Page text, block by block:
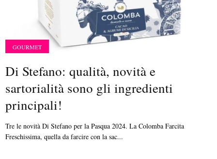
GOURMET
Di Stefano: qualità, novità e
sartorialità sono gli ingredienti
principali!
Tre le novità Di Stefano per la Pasqua 2024. La Colomba Farcita
Freschissima, quella da farcire con la sac...